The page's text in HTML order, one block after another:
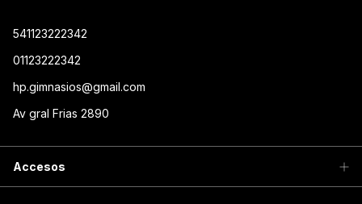
541123222342
01123222342
hp.gimnasios@gmail.com
Av gral Frias 2890
Accesos